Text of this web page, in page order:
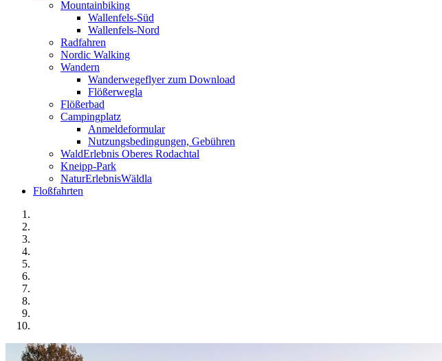
Mountainbiking
Wallenfels-Süd
Wallenfels-Nord
Radfahren
Nordic Walking
Wandern
Wanderwegeflyer zum Download
Flößerwegla
Flößerbad
Campingplatz
Anmeldeformular
Nutzungsbedingungen, Gebühren
WaldErlebnis Oberes Rodachtal
Kneipp-Park
NaturErlebnisWäldla
Floßfahrten